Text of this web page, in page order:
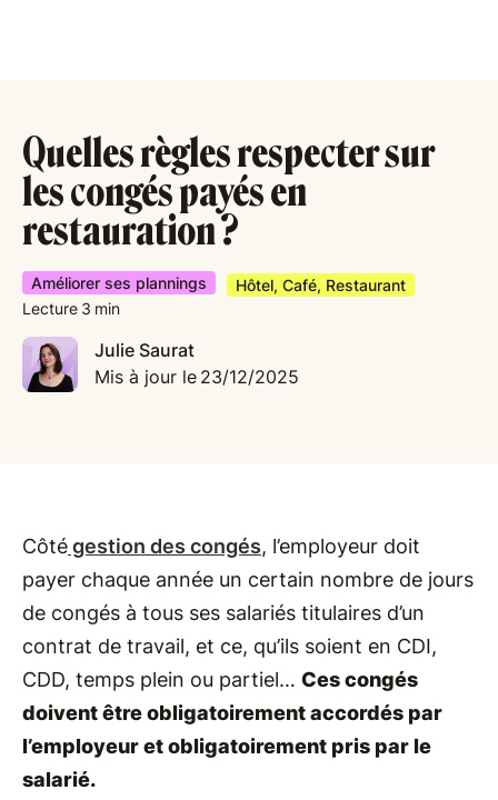
Quelles règles respecter sur
les congés payés en
restauration ?
Améliorer ses plannings
Hôtel, Café, Restaurant
Lecture 3 min
Julie Saurat
Mis à jour le 23/12/2025
Côtégestion des congés, l’employeur doit
payer chaque année un certain nombre de jours
de congés à tous ses salariés titulaires d’un
contrat de travail, et ce, qu’ils soient en CDI,
CDD, temps plein ou partiel… Ces congés
doivent être obligatoirement accordés par
l’employeur et obligatoirement pris par le
salarié.